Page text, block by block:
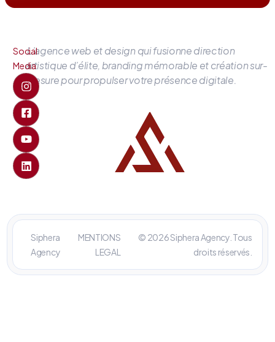
L’agence web et design qui fusionne direction
artistique d’élite, branding mémorable et création sur-
mesure pour propulser votre présence digitale.
Social
Media
Siphera
Agency
MENTIONS
LEGAL
© 2026 Siphera Agency. Tous
droits réservés.